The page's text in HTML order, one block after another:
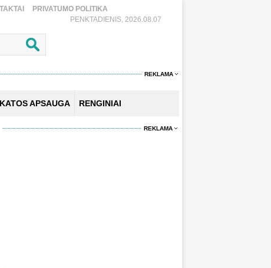
PRIVATUMO POLITIKA
PENKTADIENIS, 2026.08.07
REKLAMA
APSAUGA RENGINIAI
REKLAMA